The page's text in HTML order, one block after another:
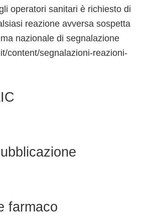
operatori sanitari è richiesto di
reazione avversa sospetta
nazionale di segnalazione
content/segnalazioni-reazioni-
farmaco